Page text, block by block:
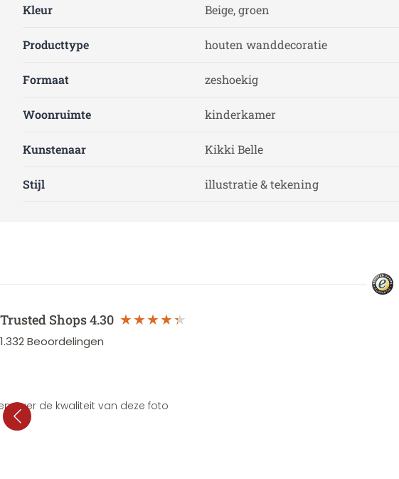
Kleur Beige, groen
Producttype houten wanddecoratie
Formaat zeshoekig
Woonruimte kinderkamer
Kunstenaar Kikki Belle
Stijl illustratie & tekening
Trusted Shops4.30
1.332Beoordelingen
over de kwaliteit van deze foto